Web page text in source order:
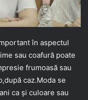
în aspectul
sau coafură poate
frumoasă sau
caz.Moda se
ca și culoare sau